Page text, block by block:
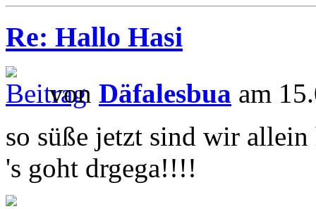
Re: Hallo Hasi
von Däfalesbua am
so süße jetzt sind wir allein
's goht drgega!!!!